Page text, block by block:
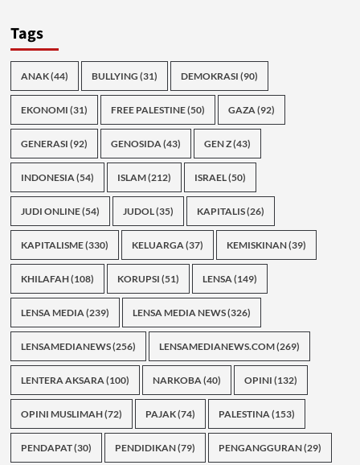
Tags
ANAK(44) BULLYING (31) DEMOKRASI (90)
EKONOMI (31) FREE PALESTINE(50) GAZA(92)
GENERASI (92) GENOSIDA(43) GEN Z(43)
INDONESIA(54) ISLAM(212) ISRAEL(50)
JUDI ONLINE(54) JUDOL(35) KAPITALIS(26)
KAPITALISME(330) KELUARGA(37) KEMISKINAN(39)
KHILAFAH(108) KORUPSI (51) LENSA(149)
LENSA MEDIA(239) LENSA MEDIA NEWS(326)
LENSAMEDIANEWS(256) LENSAMEDIANEWS.COM(269)
LENTERA AKSARA(100) NARKOBA(40) OPINI (132)
OPINI MUSLIMAH(72) PAJAK(74) PALESTINA(153)
PENDAPAT(30) PENDIDIKAN(79) PENGANGGURAN(29)